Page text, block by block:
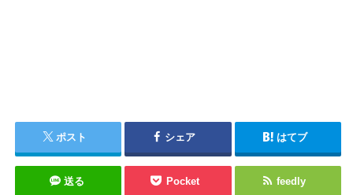
ポスト シェア はてブ
送る Pocket feedly